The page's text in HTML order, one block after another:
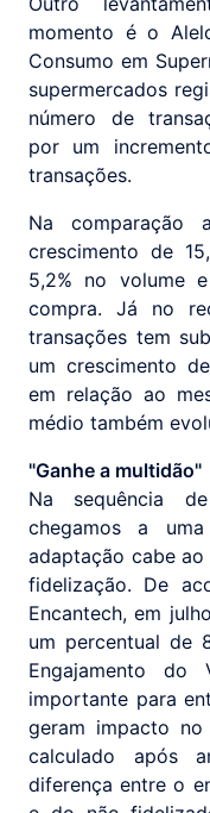
momento é o
Consumo em
supermercados
número de
por um
transações.
Na comparação
crescimento de
5,2% no volume
compra. Já no
transações tem
um crescimento
em relação ao
médio também
"Ganhe a multidão"
Na sequência de
chegamos a
adaptação cabe
fidelização. De
Encantech, em
um percentual de
Engajamento do
importante para
geram impacto
calculado após
diferença entre o